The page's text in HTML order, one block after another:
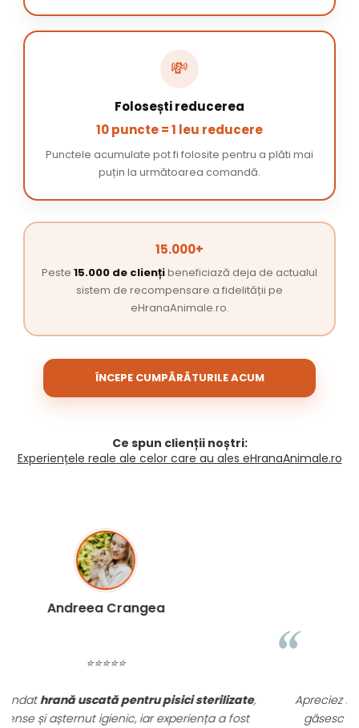
💸
Folosești reducerea
10 puncte = 1 leu reducere
Punctele acumulate pot fi folosite pentru a plăti mai
puțin la următoarea comandă.
15.000+
Peste 15.000 de cliențibeneficiază deja de actualul
sistem de recompensare a fidelității pe
eHranaAnimale.ro.
ÎNCEPE CUMPĂRĂTURILE ACUM
Ce spun clienții noștri:
Experiențele reale ale celor care au ales eHranaAnimale.ro
Madalina Stancea
Apreciez foarte mult faptul că peehranaanimale.ro
găsesc nu doar hrană, ci și produse din
farmacia